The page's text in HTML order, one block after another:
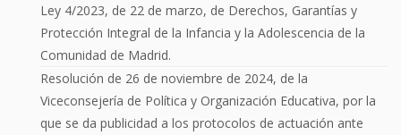
Ley 4/2023, de 22 de marzo, de Derechos, Garantías y
Protección Integral de la Infancia y la Adolescencia de la
Comunidad de Madrid.
Resolución de 26 de noviembre de 2024, de la
Viceconsejería de Política y Organización Educativa, por la
que se da publicidad a los protocolos de actuación ante